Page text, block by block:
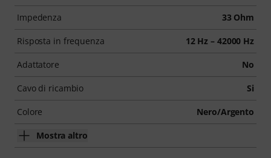
Impedenza 33 Ohm
Risposta in frequenza 12 Hz – 42000 Hz
Adattatore No
Cavo di ricambio Si
Colore Nero/Argento
Mostra altro